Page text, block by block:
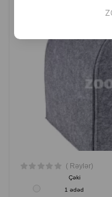
( Rəylər)
Çəki
1 ədəd